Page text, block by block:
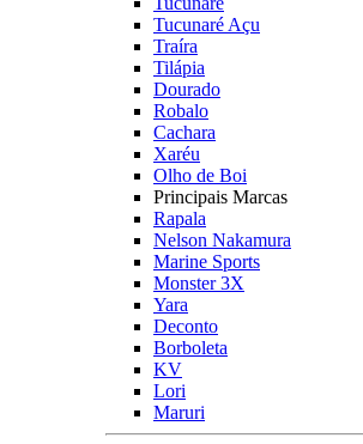
Tucunaré Açu
Traíra
Tilápia
Dourado
Robalo
Cachara
Xaréu
Olho de Boi
Principais Marcas
Rapala
Nelson Nakamura
Marine Sports
Monster 3X
Yara
Deconto
Borboleta
KV
Lori
Maruri